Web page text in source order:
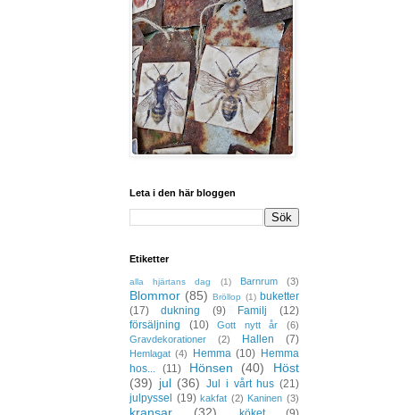
Leta i den här bloggen
Etiketter
alla hjärtans dag (1) Barnrum (3)
Blommor (85) Bröllop (1) buketter
(17)
dukning (9) Familj
(12)
försäljning
(10) Gott nytt år
(6)
Gravdekorationer
(2) Hallen (7)
Hemlagat (4) Hemma (10) Hemma
hos...
(11) Hönsen (40)
Höst
(39) jul (36) Jul i vårt hus (21)
julpyssel
(19) kakfat (2) Kaninen (3)